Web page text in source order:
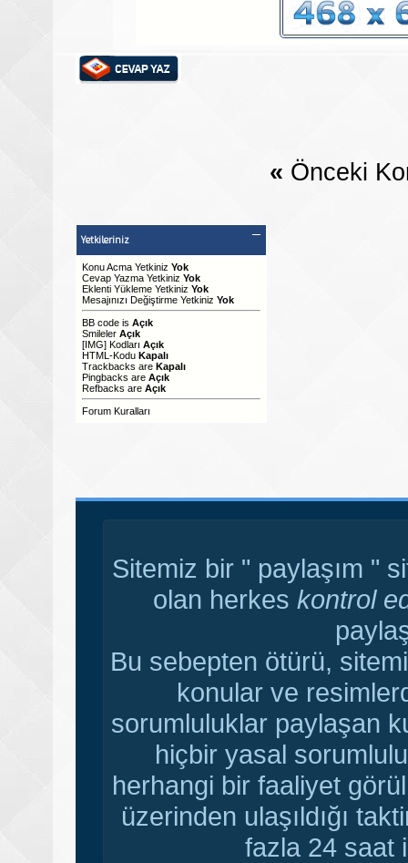
« Önceki
Yetkileriniz
Konu Acma Yetkiniz Yok
Cevap Yazma Yetkiniz Yok
Eklenti Yükleme Yetkiniz Yok
Mesajınızı Değiştirme Yetkiniz Yok
BB code is Açık
Smileler Açık
[IMG] Kodları Açık
HTML-Kodu Kapalı
Trackbacks are Kapalı
Pingbacks are Açık
Refbacks are Açık
Forum Kuralları
Sitemiz bir " paylaşım "
olan herkes kontrol
Bu sebepten ötürü,
konular ve
sorumluluklar paylaşan
hiçbir yasal
herhangi bir faaliyet
üzerinden ulaşıldığı
fazla 24 saat